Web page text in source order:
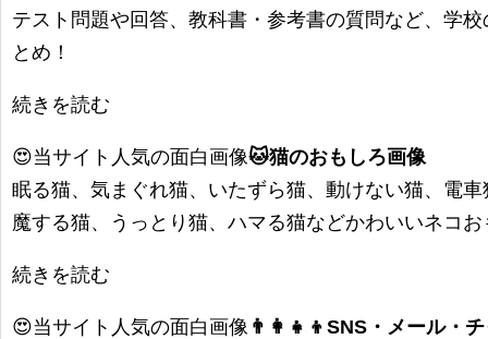
テスト問題や回答、教科書・参考書の質問など、学
とめ！
続きを読む
😍当サイト人気の面白画像🐱猫のおもしろ画像
眠る猫、気まぐれ猫、いたずら猫、動けない猫、電
魔する猫、うっとり猫、ハマる猫などかわいいネコ
続きを読む
😍当サイト人気の面白画像 👨‍👩‍👧‍👦SNS・メール・